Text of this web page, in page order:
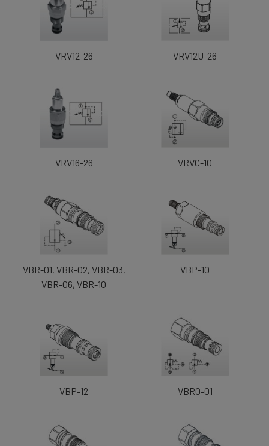
VRV12-26 VRV12U-26
VRV16-26 VRVC-10
VBR-01, VBR-02, VBR-03,
VBR-06, VBR-10
VBP-10
VBP-12 VBRO-01